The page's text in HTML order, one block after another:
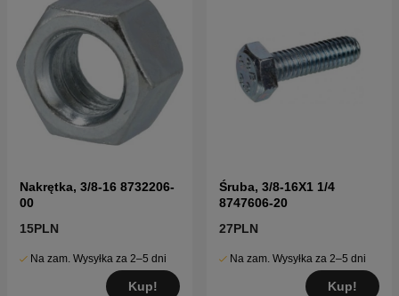
Nakrętka, 3/8-16 8732206-
00
15PLN
Na zam. Wysyłka za 2–5 dni
Kup!
Śruba, 3/8-16X1 1/4
8747606-20
27PLN
Na zam. Wysyłka za 2–5 dni
Kup!